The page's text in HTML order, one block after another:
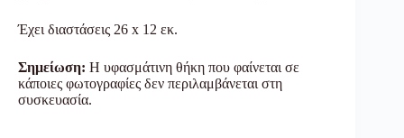
Έχει διαστάσεις 26 x 12 εκ.
Σημείωση: Η υφασμάτινη θήκη που φαίνεται σε
κάποιες φωτογραφίες δεν περιλαμβάνεται στη
συσκευασία.